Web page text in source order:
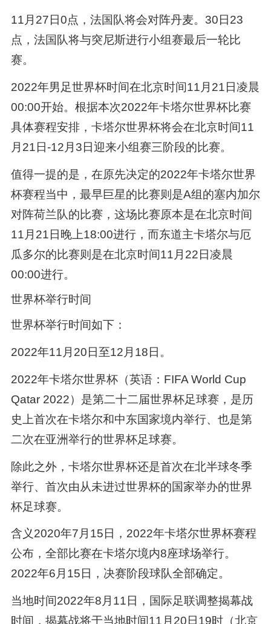
11月27日0点，法国队将会对阵丹麦。30日23
点，法国队将与突尼斯进行小组赛最后一轮比
赛。
2022年男足世界杯时间在北京时间11月21日凌晨
00:00开始。根据本次2022年卡塔尔世界杯比赛
具体赛程安排，卡塔尔世界杯将会在北京时间11
月21日-12月3日迎来小组赛三阶段的比赛。
值得一提的是，在原先决定的2022年卡塔尔世界
杯赛程当中，最早巨星的比赛则是A组的塞内加尔
对阵荷兰队的比赛，这场比赛原本是在北京时间
11月21日晚上18:00进行，而东道主卡塔尔与厄
瓜多尔的比赛则是在北京时间11月22日凌晨
00:00进行。
世界杯举行时间
世界杯举行时间如下：
2022年11月20日至12月18日。
2022年卡塔尔世界杯（英语：FIFA World Cup
Qatar 2022）是第二十二届世界杯足球赛，是历
史上首次在卡塔尔和中东国家境内举行、也是第
二次在亚洲举行的世界杯足球赛。
除此之外，卡塔尔世界杯还是首次在北半球冬季
举行、首次由从未进过世界杯的国家举办的世界
杯足球赛。
含义2020年7月15日，2022年卡塔尔世界杯赛程
公布，全部比赛在卡塔尔境内8座球场举行。
2022年6月15日，决赛阶段球队全部确定。
当地时间2022年8月11日，国际足联调整揭幕战
时间，揭幕战将于当地时间11月20日19时（北京